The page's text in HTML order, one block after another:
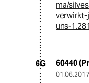
ma/
uns-
6G 60440
01.06.2017